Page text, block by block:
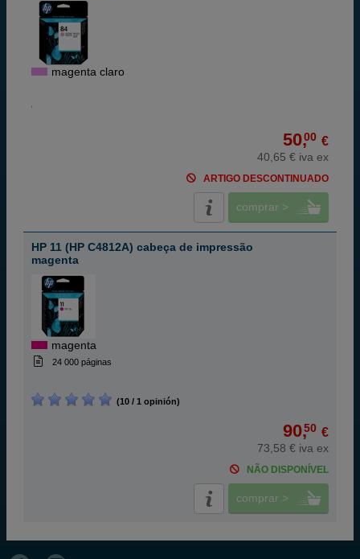
magenta claro
50,00 €
40,65 € iva ex
ARTIGO DESCONTINUADO
comprar >
HP 11 (HP C4812A) cabeça de impressão
magenta
magenta
24 000 páginas
(10 / 1 opinión)
90,50 €
73,58 € iva ex
NÃO DISPONÍVEL
comprar >